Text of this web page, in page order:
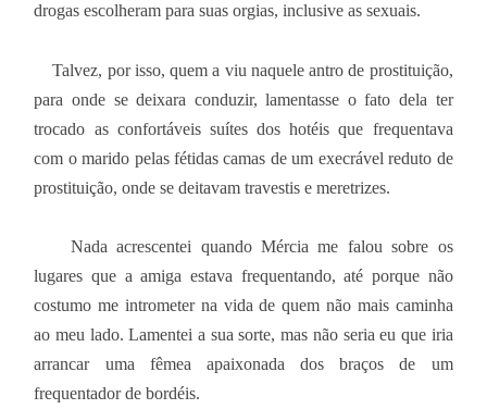
drogas escolheram para suas orgias, inclusive as sexuais.
Talvez, por isso, quem a viu naquele antro de prostituição,
para onde se deixara conduzir, lamentasse o fato dela ter
trocado as confortáveis suítes dos hotéis que frequentava
com o marido pelas fétidas camas de um execrável reduto de
prostituição, onde se deitavam travestis e meretrizes.
Nada acrescentei quando Mércia me falou sobre os
lugares que a amiga estava frequentando, até porque não
costumo me intrometer na vida de quem não mais caminha
ao meu lado. Lamentei a sua sorte, mas não seria eu que iria
arrancar uma fêmea apaixonada dos braços de um
frequentador de bordéis.